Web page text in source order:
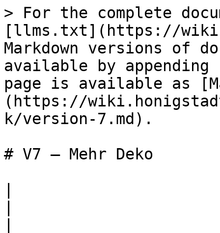
> For the complete
[llms.txt](https://
Markdown versions of
available by
page is available as
(https://
k/version-7.md).
# V7 – Mehr Deko